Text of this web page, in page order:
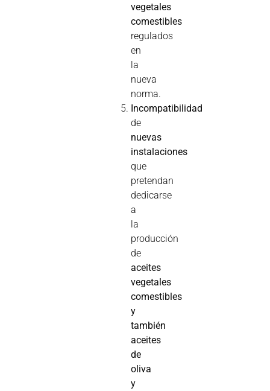
vegetales
comestibles
regulados
en
la
nueva
norma.
Incompatibilidad
de
nuevas
instalaciones
que
pretendan
dedicarse
a
la
producción
de
aceites
vegetales
comestibles
y
también
aceites
de
oliva
y